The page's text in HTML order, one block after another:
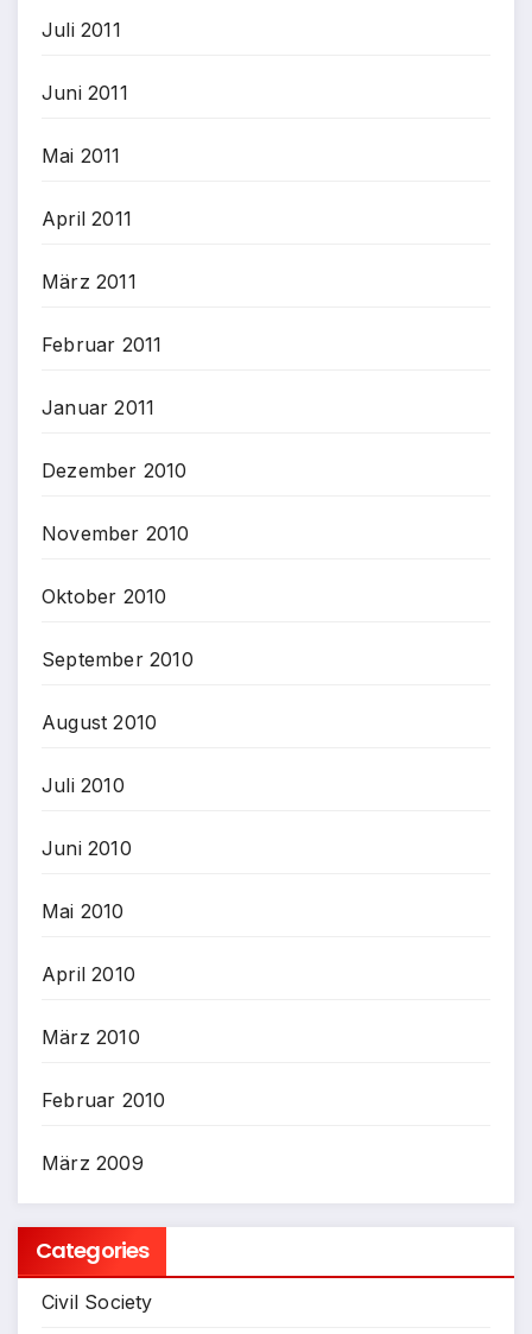
Juli 2011
Juni 2011
Mai 2011
April 2011
März 2011
Februar 2011
Januar 2011
Dezember 2010
November 2010
Oktober 2010
September 2010
August 2010
Juli 2010
Juni 2010
Mai 2010
April 2010
März 2010
Februar 2010
März 2009
Categories
Civil Society